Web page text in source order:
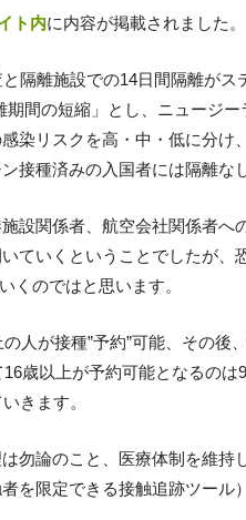
ト内に内容が掲載されました。
隔離施設での14日間隔離がス
間の短縮」とし、ニュージ
染リスクを高・中・低に分け
接種済みの入国者には隔離な
設関係者、航空会社関係者へ
ていくということでしたが、
くのではと思います。
人が接種”予約”可能、その後
歳以上が予約可能となるのは
きます。
勿論のこと、医療体制を維持
を限定できる接触追跡ツール